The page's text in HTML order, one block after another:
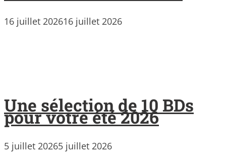
16 juillet 202616 juillet 2026
Une sélection de 10 BDs
pour votre été 2026
5 juillet 20265 juillet 2026